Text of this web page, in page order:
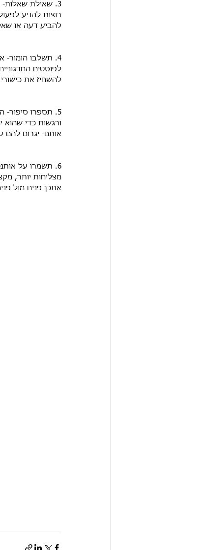
3. שאילת שאלות-
רוצות להניע
להביע דעה או
4. תשלבו הומור-
לפוסטים
להשחיז את
5. תספרו סיפור-
ורגשות כדי שהוא
אותם- יגרום להם
6. תשמרו על
מצליחות יותר,
אתכן פנים מול